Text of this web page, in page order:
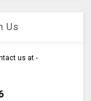
Us
us at -